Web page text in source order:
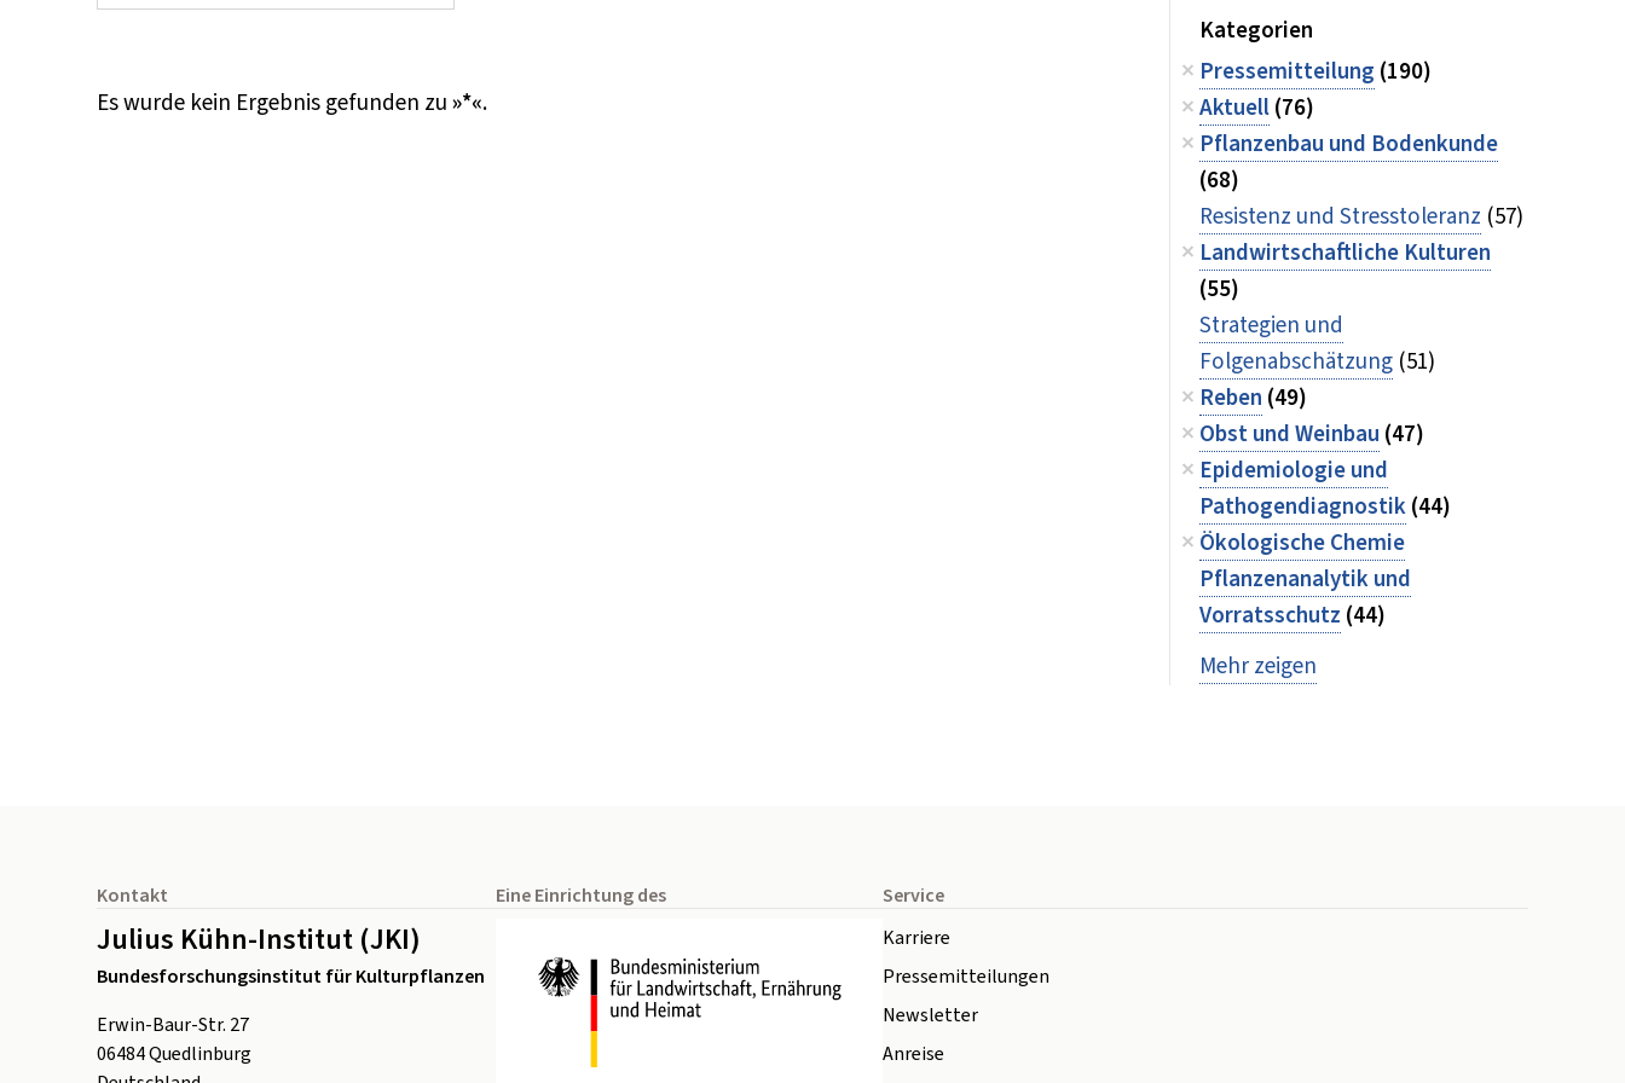
Es wurde kein Ergebnis gefunden zu»*«.
Kategorien
Pressemitteilung (190)
Aktuell(76)
Pflanzenbau und Bodenkunde
(68)
Resistenz und Stresstoleranz (57)
Landwirtschaftliche Kulturen
(55)
Strategien und
Folgenabschätzung (51)
Reben (49)
Obst und Weinbau (47)
Epidemiologie und
Pathogendiagnostik(44)
Ökologische Chemie
Pflanzenanalytik und
Vorratsschutz (44)
Mehr zeigen
Kontakt
Julius Kühn-Institut (JKI)
Bundesforschungsinstitut für Kulturpflanzen
Erwin-Baur-Str. 27
06484Quedlinburg
Eine Einrichtung des
Service
Karriere
Pressemitteilungen
Newsletter
Anreise